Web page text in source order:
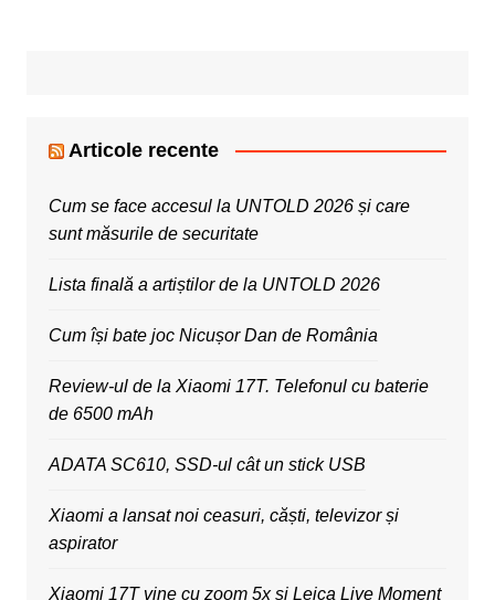
Articole recente
Cum se face accesul la UNTOLD 2026 și care
sunt măsurile de securitate
Lista finală a artiștilor de la UNTOLD 2026
Cum își bate joc Nicușor Dan de România
Review-ul de la Xiaomi 17T. Telefonul cu baterie
de 6500 mAh
ADATA SC610, SSD-ul cât un stick USB
Xiaomi a lansat noi ceasuri, căști, televizor și
aspirator
Xiaomi 17T vine cu zoom 5x și Leica Live Moment